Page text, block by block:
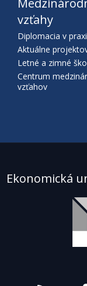
vzťahy
Diplomacia v praxi
Aktuálne
Letné a zimné
Centrum
vzťahov
Ekonomická